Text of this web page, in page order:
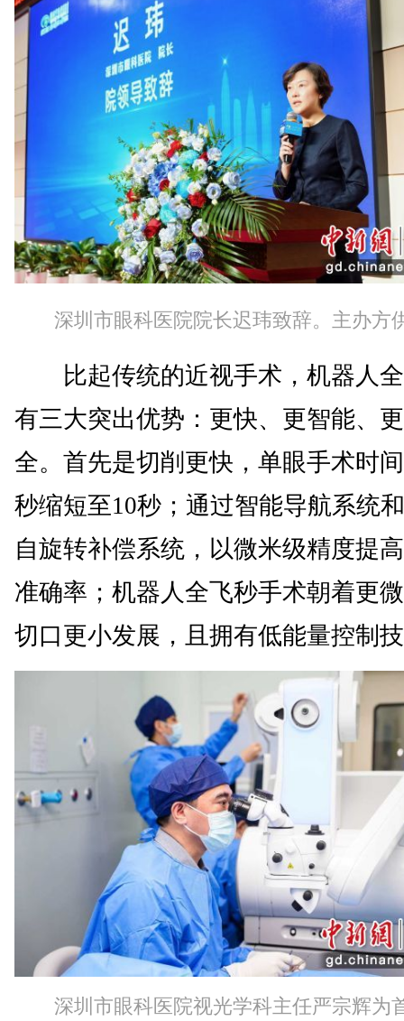
深圳市眼科医院院长迟玮致辞。主办方
比起传统的近视手术，机器人
有三大突出优势：更快、更智能、
全。首先是切削更快，单眼手术时
秒缩短至10秒；通过智能导航系统
自旋转补偿系统，以微米级精度提
准确率；机器人全飞秒手术朝着更
切口更小发展，且拥有低能量控制
深圳市眼科医院视光学科主任严宗辉为